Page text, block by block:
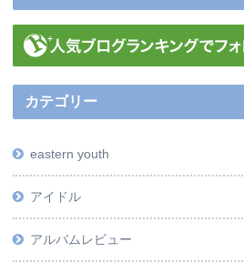
カテゴリー
eastern youth
アイドル
アルバムレビュー